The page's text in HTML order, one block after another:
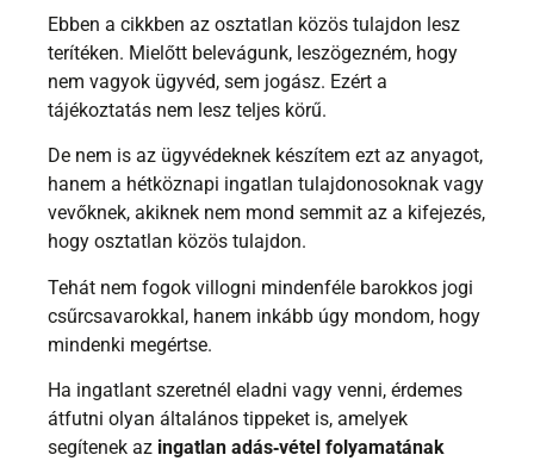
Ebben a cikkben az osztatlan közös tulajdon lesz
terítéken. Mielőtt belevágunk, leszögezném, hogy
nem vagyok ügyvéd, sem jogász. Ezért a
tájékoztatás nem lesz teljes körű.
De nem is az ügyvédeknek készítem ezt az anyagot,
hanem a hétköznapi ingatlan tulajdonosoknak vagy
vevőknek, akiknek nem mond semmit az a kifejezés,
hogy osztatlan közös tulajdon.
Tehát nem fogok villogni mindenféle barokkos jogi
csűrcsavarokkal, hanem inkább úgy mondom, hogy
mindenki megértse.
Ha ingatlant szeretnél eladni vagy venni, érdemes
átfutni olyan általános tippeket is, amelyek
segítenek az ingatlan adás‑vétel folyamatának